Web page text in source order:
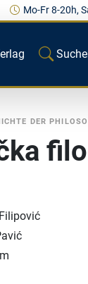
Mo-Fr 8-20h,
DER